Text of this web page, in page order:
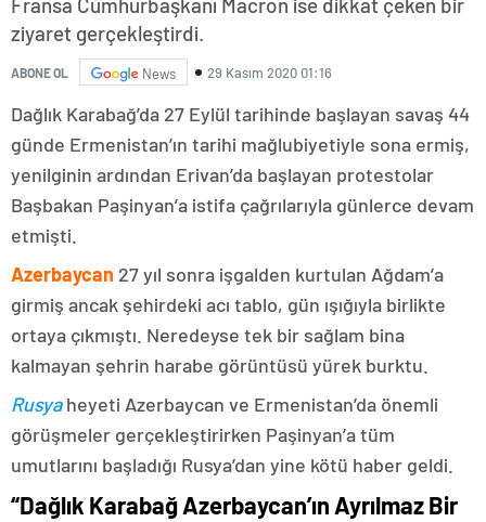
Fransa Cumhurbaşkanı Macron ise dikkat çeken bir
ziyaret gerçekleştirdi.
ABONE OL News 29 Kasım 2020 01:16
Dağlık Karabağ’da 27 Eylül tarihinde başlayan savaş 44
günde Ermenistan’ın tarihi mağlubiyetiyle sona ermiş,
yenilginin ardından Erivan’da başlayan protestolar
Başbakan Paşinyan’a istifa çağrılarıyla günlerce devam
etmişti.
Azerbaycan 27 yıl sonra işgalden kurtulan Ağdam’a
girmiş ancak şehirdeki acı tablo, gün ışığıyla birlikte
ortaya çıkmıştı. Neredeyse tek bir sağlam bina
kalmayan şehrin harabe görüntüsü yürek burktu.
Rusyaheyeti Azerbaycan ve Ermenistan’da önemli
görüşmeler gerçekleştirirken Paşinyan’a tüm
umutlarını başladığı Rusya’dan yine kötü haber geldi.
“Dağlık Karabağ Azerbaycan’ın Ayrılmaz Bir